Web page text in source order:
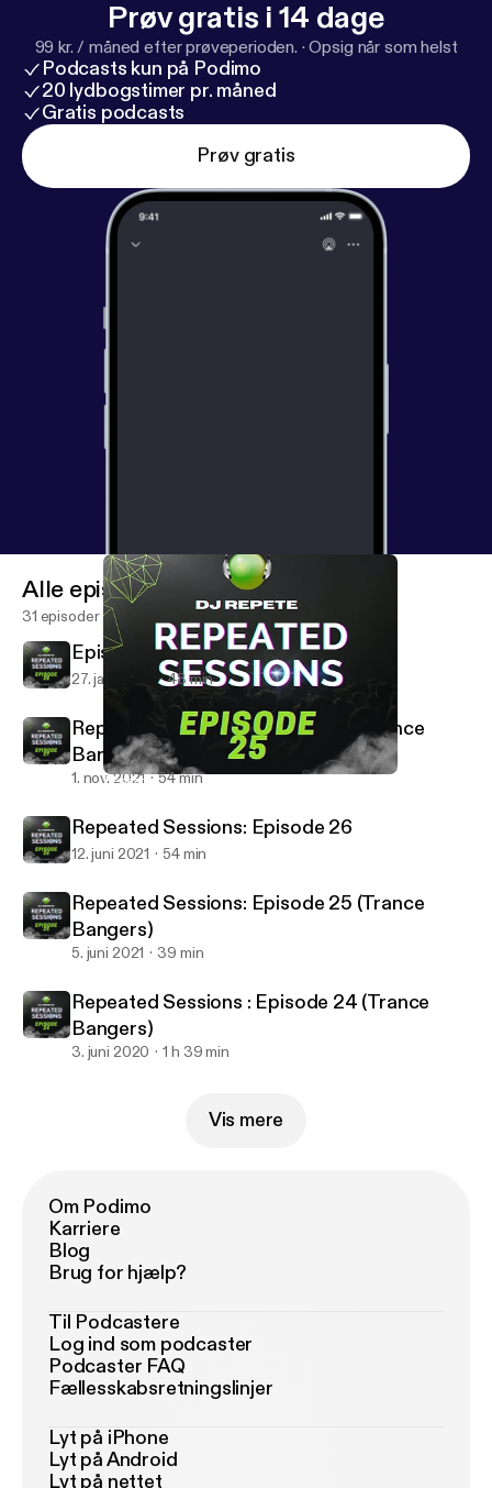
Prøv gratis i 14 dage
99 kr. / måned efter prøveperioden. ·Opsig når som helst
Podcasts kun på Podimo
20 lydbogstimer pr. måned
Gratis podcasts
Prøv gratis
Repeated Sessions: Episode 25 (Trance Bangers)
Alle episoder
31 episoder
Episode28
27. jan. 2024 48 min
Repeated Sessions: Episode 27 (Trance
Bangers)
1. nov. 2021 54 min
Repeated Sessions: Episode 26
12. juni 2021 54 min
Repeated Sessions: Episode 25 (Trance
Bangers)
5. juni 2021 39 min
Repeated Sessions : Episode 24 (Trance
Bangers)
3. juni 2020 1 h 39 min
Vis mere
Om Podimo
Karriere
Blog
Brug for hjælp?
Til Podcastere
Log ind som podcaster
Podcaster FAQ
Fællesskabsretningslinjer
Lyt på iPhone
Lyt på Android
Lyt på nettet